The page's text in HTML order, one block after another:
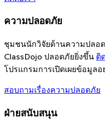
ความปลอดภัย
ชุมชนนักวิจัยด้านความปลอ
ClassDojo ปลอดภัยยิ่งขึ้น ติ
โปรแกรมการเปิดเผยข้อมูลอ
สอบถามเรื่องความปลอดภัย
ฝ่ายสนับสนุน